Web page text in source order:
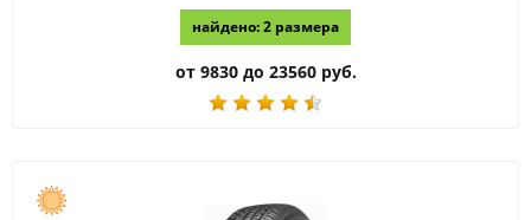
найдено: 2 размера
от 9830 до 23560 руб.